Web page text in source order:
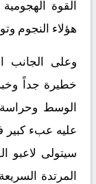
القوة
هؤلاء النجوم
وعلى الجانب
خطيرة جداً
الوسط
عليه عبء كبير
سيتولى لاعبو
المرتدة